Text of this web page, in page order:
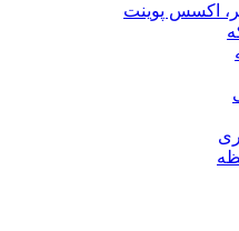
اکسس پوینت